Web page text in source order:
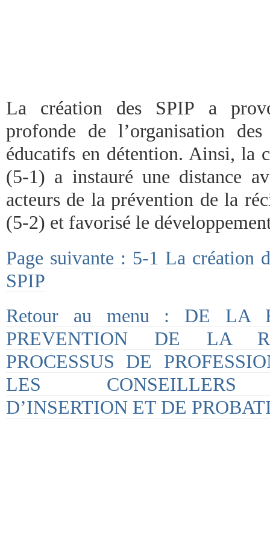
La création des SPIP a
profonde de l’organisation
éducatifs en détention. Ainsi, la
(5-1) a instauré une distance
acteurs de la prévention de la
(5-2) et favorisé le
Page suivante : 5-1 La création
SPIP
Retour au menu : DE LA
PREVENTION DE LA
PROCESSUS DE
LES CONSEILLERS
D’INSERTION ET DE